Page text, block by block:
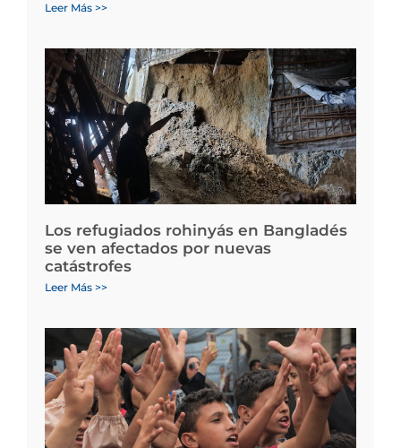
Leer Más >>
Los refugiados rohinyás en Bangladés
se ven afectados por nuevas
catástrofes
Leer Más >>